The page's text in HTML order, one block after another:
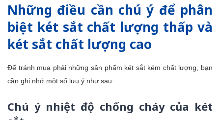
Những điều cần chú ý để phân
biệt két sắt chất lượng thấp và
két sắt chất lượng cao
Để tránh mua phải những sản phẩm két sắt kém chất lượng, bạn
cần ghi nhớ một số lưu ý như sau:
Chú ý nhiệt độ chống cháy của két